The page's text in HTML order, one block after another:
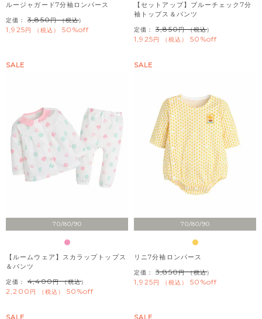
ルージャガード7分袖ロンパース
定価： 3,850 （税込）
1,925 税込 50%off
【セットアップ】ブルーチェック7分
袖トップス＆パンツ
定価： 3,850 （税込）
1,925 税込 50%off
70/80/90
SALE
【ルームウェア】スカラップトップス
＆パンツ
定価： 4,400 （税込）
2,200 税込 50%off
70/80/90
SALE
リニ7分袖ロンパース
定価： 3,850 （税込）
1,925 税込 50%off
SALE SALE